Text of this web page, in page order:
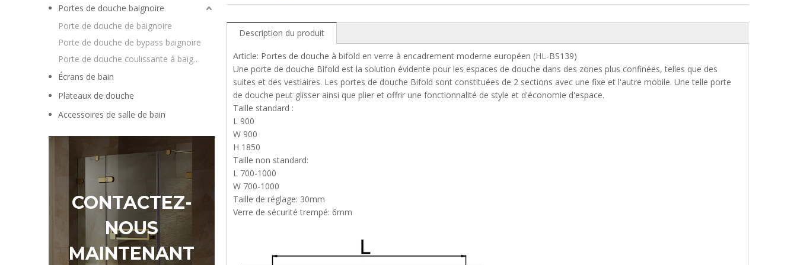
Portes de douche baignoire
Porte de douche de baignoire
Porte de douche de bypass baignoire
Porte de douche coulissante à baignoire
Écrans de bain
Plateaux de douche
Accessoires de salle de bain
CONTACTEZ-
NOUS
MAINTENANT
Description du produit
Article: Portes de douche à bifold en verre à encadrement moderne européen (HL-BS139)
Une porte de douche Bifold est la solution évidente pour les espaces de douche dans des zones plus confinées, telles que des
suites et des vestiaires. Les portes de douche Bifold sont constituées de 2 sections avec une fixe et l'autre mobile. Une telle porte
de douche peut glisser ainsi que plier et offrir une fonctionnalité de style et d'économie d'espace.
Taille standard :
L 900
W 900
H 1850
Taille non standard:
L 700-1000
W 700-1000
Taille de réglage: 30mm
Verre de sécurité trempé: 6mm